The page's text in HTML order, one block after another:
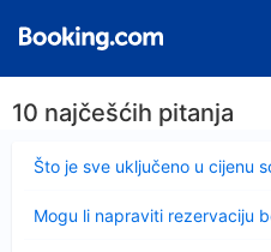
10 najčešćih pitanja
Što je sve uključeno u cijenu
Sažeto
Mogu li napraviti rezervaciju